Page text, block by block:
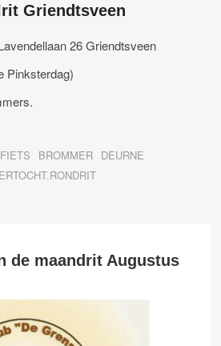
Griendtsveen
26 Griendtsveen
Pinksterdag)
BROMMER DEURNE
de maandrit Augustus